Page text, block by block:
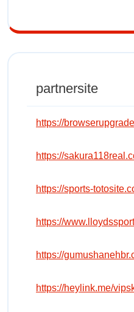
partnersite
https://
https://
https://sports-
https://
https://
https://heylink.me/